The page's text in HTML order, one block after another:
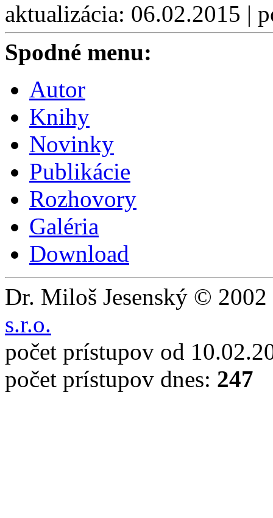
aktualizácia: 06.02.2015 |
Spodné menu:
Autor
Knihy
Novinky
Publikácie
Rozhovory
Galéria
Download
Dr. Miloš Jesenský ©
s.r.o.
počet prístupov od
počet prístupov dnes: 247